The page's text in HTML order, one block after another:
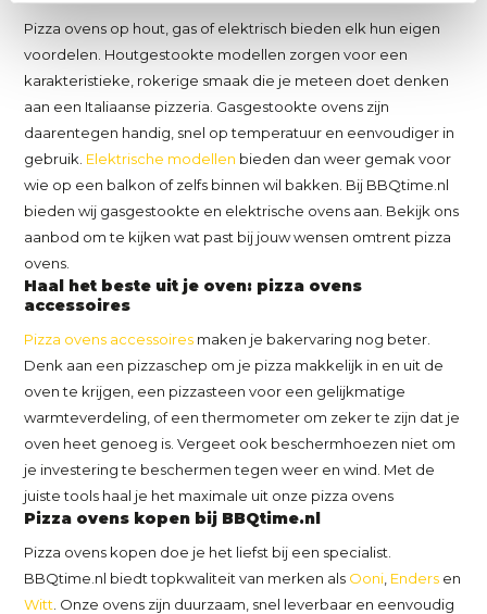
Pizza ovens op hout, gas of elektrisch bieden elk hun eigen
voordelen. Houtgestookte modellen zorgen voor een
karakteristieke, rokerige smaak die je meteen doet denken
aan een Italiaanse pizzeria. Gasgestookte ovens zijn
daarentegen handig, snel op temperatuur en eenvoudiger in
gebruik. Elektrische modellen bieden dan weer gemak voor
wie op een balkon of zelfs binnen wil bakken. Bij BBQtime.nl
bieden wij gasgestookte en elektrische ovens aan. Bekijk ons
aanbod om te kijken wat past bij jouw wensen omtrent pizza
ovens.
Haal het beste uit je oven: pizza ovens
accessoires
Pizza ovens accessoires maken je bakervaring nog beter.
Denk aan een pizzaschep om je pizza makkelijk in en uit de
oven te krijgen, een pizzasteen voor een gelijkmatige
warmteverdeling, of een thermometer om zeker te zijn dat je
oven heet genoeg is. Vergeet ook beschermhoezen niet om
je investering te beschermen tegen weer en wind. Met de
juiste tools haal je het maximale uit onze pizza ovens
Pizza ovens kopen bij BBQtime.nl
Pizza ovens kopen doe je het liefst bij een specialist.
BBQtime.nl biedt topkwaliteit van merken als Ooni Enders en
Witt . Onze ovens zijn duurzaam, snel leverbaar en eenvoudig